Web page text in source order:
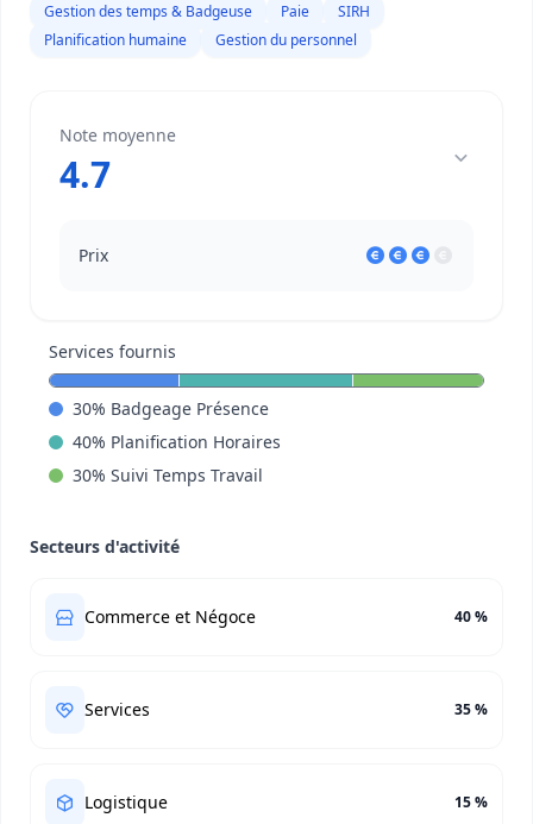
Gestion des temps & Badgeuse Paie
SIRH
Planification humaine
Gestion du personnel
Note moyenne
4.7
Prix
Services fournis
30% Badgeage Présence
40% Planification Horaires
30% Suivi Temps Travail
Secteurs d'activité
Commerce et Négoce 40 %
Services 35 %
Logistique 15 %